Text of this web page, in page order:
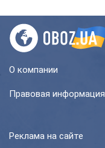
О компании
Правовая информация
Реклама на сайте